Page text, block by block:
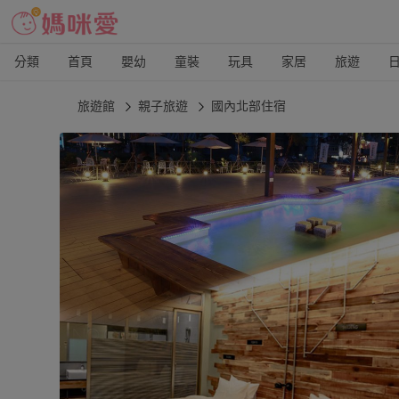
分類 首頁 嬰幼 童裝 玩具 家居 旅遊
旅遊館 親子旅遊 國內北部住宿